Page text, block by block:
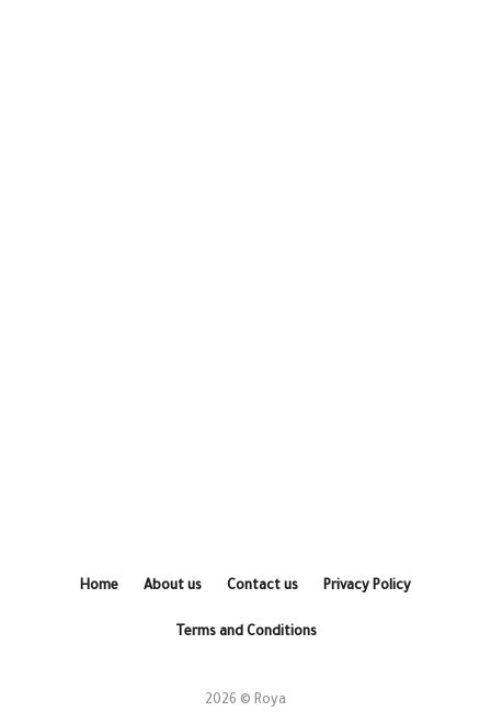
Home About us Contact us Privacy Policy
Terms and Conditions
2026 © Roya